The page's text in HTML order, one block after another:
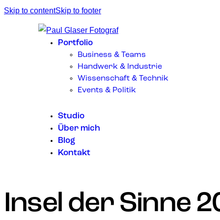
Skip to contentSkip to footer
Portfolio
Business & Teams
Handwerk & Industrie
Wissenschaft & Technik
Events & Politik
Studio
Über mich
Blog
Kontakt
Insel der Sinne